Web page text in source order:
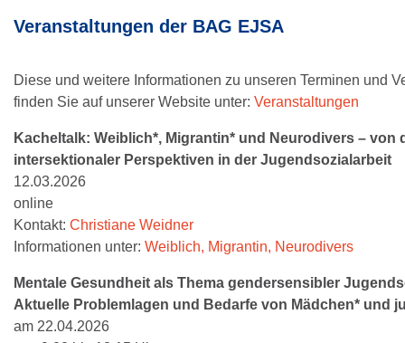
Veranstaltungen der BAG EJSA
Diese und weitere Informationen zu unseren Terminen und
finden Sie auf unserer Website unter: Veranstaltungen
Kacheltalk: Weiblich*, Migrantin* und Neurodivers – von
intersektionaler Perspektiven in der Jugendsozialarbeit
12.03.2026
online
Kontakt: Christiane Weidner
Informationen unter: Weiblich, Migrantin, Neurodivers
Mentale Gesundheit als Thema gendersensibler
Aktuelle Problemlagen und Bedarfe von Mädchen* und
am 22.04.2026